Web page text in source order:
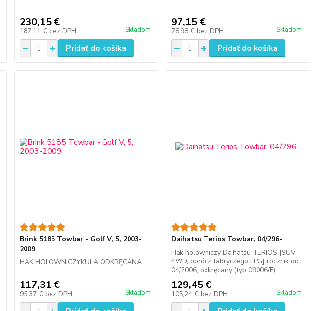
230,15 €
187,11 € bez DPH Skladom
Pridať do košíka
97,15 €
78,98 € bez DPH Skladom
Pridať do košíka
Brink 5185 Towbar - Golf V, 5, 2003-
2009
HAK HOLOWNICZYKULA ODKRĘCANA
117,31 €
95,37 € bez DPH Skladom
Daihatsu Terios Towbar, 04/296-
Hak holowniczy Daihatsu TERIOS [SUV
4WD, oprócz fabryczego LPG] rocznik od
04/2006, odkręcany (typ 09006/F)
129,45 €
105,24 € bez DPH Skladom